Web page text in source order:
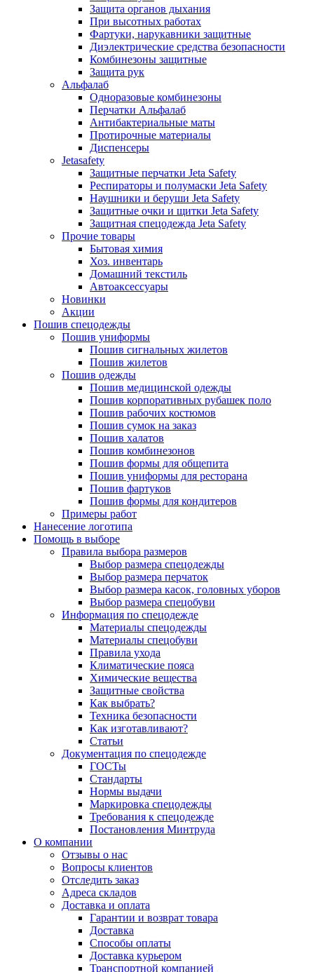
Защита органов дыхания
При высотных работах
Фартуки, нарукавники защитные
Диэлектрические средства безопасности
Комбинезоны защитные
Защита рук
Альфалаб
Одноразовые комбинезоны
Перчатки Альфалаб
Антибактериальные маты
Протирочные материалы
Диспенсеры
Jetasafety
Защитные перчатки Jeta Safety
Респираторы и полумаски Jeta Safety
Наушники и беруши Jeta Safety
Защитные очки и щитки Jeta Safety
Защитная спецодежда Jeta Safety
Прочие товары
Бытовая химия
Хоз. инвентарь
Домашний текстиль
Автоаксессуары
Новинки
Акции
Пошив спецодежды
Пошив униформы
Пошив сигнальных жилетов
Пошив жилетов
Пошив одежды
Пошив медицинской одежды
Пошив корпоративных рубашек поло
Пошив рабочих костюмов
Пошив сумок на заказ
Пошив халатов
Пошив комбинезонов
Пошив формы для общепита
Пошив униформы для ресторана
Пошив фартуков
Пошив формы для кондитеров
Примеры работ
Нанесение логотипа
Помощь в выборе
Правила выбора размеров
Выбор размера спецодежды
Выбор размера перчаток
Выбор размера касок, головных уборов
Выбор размера спецобуви
Информация по спецодежде
Материалы спецодежды
Материалы спецобуви
Правила ухода
Климатические пояса
Химические вещества
Защитные свойства
Как выбрать?
Техника безопасности
Как изготавливают?
Статьи
Документация по спецодежде
ГОСТы
Cтандарты
Нормы выдачи
Маркировка спецодежды
Требования к спецодежде
Постановления Минтруда
О компании
Отзывы о нас
Вопросы клиентов
Отследить заказ
Адреса складов
Доставка и оплата
Гарантии и возврат товара
Доставка
Способы оплаты
Доставка курьером
Транспортной компанией